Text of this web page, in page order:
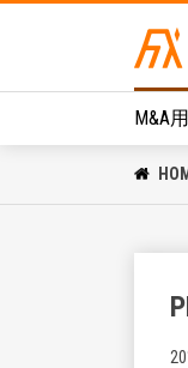
M&A